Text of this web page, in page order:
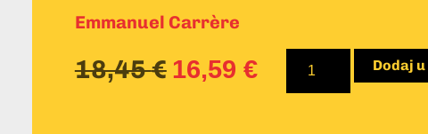
Emmanuel Carrère
18,45€ 16,59 € Dodaj